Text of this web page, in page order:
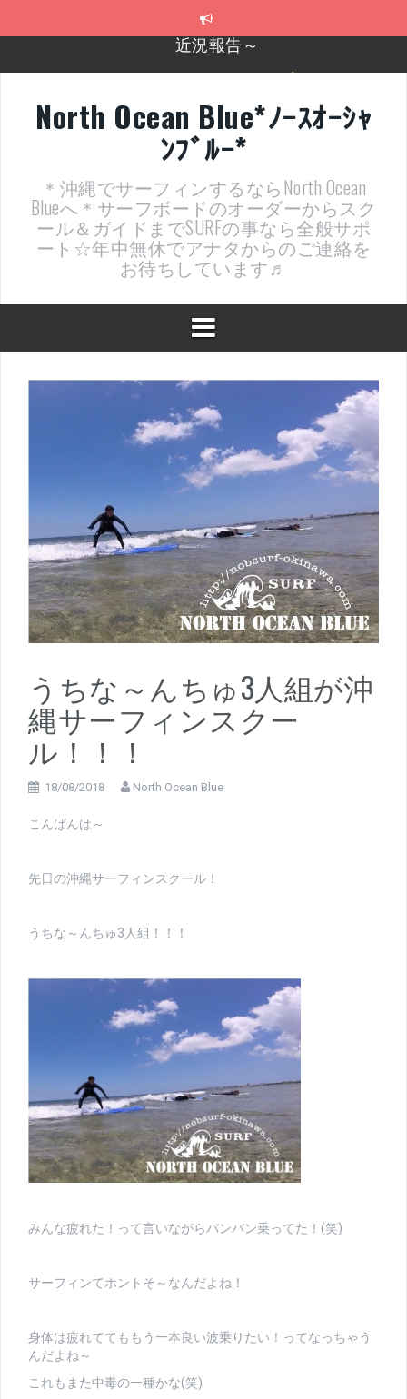
2026年明けました〜
近況報告ww
ヤッチマッターーーー！！！
支部長就任報告と支部予選・検定開催決定！
North Ocean Blue*ﾉｰｽｵｰｼｬ
ﾝﾌﾞﾙｰ*
＊沖縄でサーフィンするならNorth Ocean
Blueへ＊サーフボードのオーダーからスク
ール＆ガイドまでSURFの事なら全般サポ
ート☆年中無休でアナタからのご連絡を
お待ちしています♬
うちな～んちゅ3人組が沖
縄サーフィンスクー
ル！！！
18/08/2018 North Ocean Blue
こんばんは～
先日の沖縄サーフィンスクール！
うちな～んちゅ3人組！！！
みんな疲れた！って言いながらバンバン乗ってた！(笑)
サーフィンてホントそ～なんだよね！
身体は疲れててももう一本良い波乗りたい！ってなっちゃう
んだよね～
これもまた中毒の一種かな(笑)